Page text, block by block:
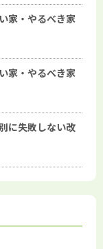
家・やるべき家
家・やるべき家
に失敗しない改